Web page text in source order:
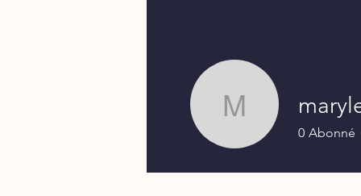
0 Abonné